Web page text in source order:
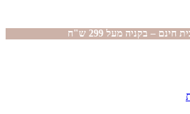
– בקניה מעל 299 ש"ח